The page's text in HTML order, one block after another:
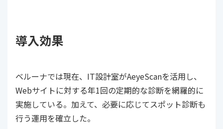
導入効果
ベルーナでは現在、IT設計室がAeyeScanを活用し、
Webサイトに対する年1回の定期的な診断を網羅的に
実施している。加えて、必要に応じてスポット診断も
行う運用を確立した。